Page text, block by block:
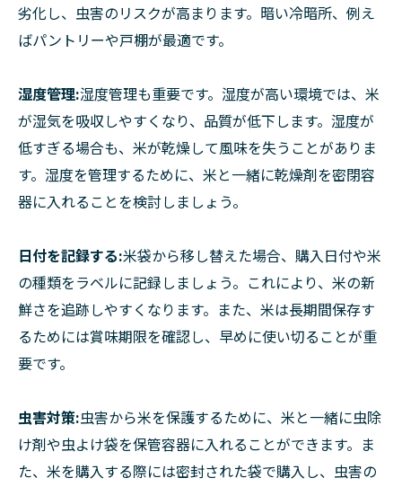
劣化し、虫害のリスクが高まります。暗い冷暗所、例え
ばパントリーや戸棚が最適です。
湿度管理:湿度管理も重要です。湿度が高い環境では、米
が湿気を吸収しやすくなり、品質が低下します。湿度が
低すぎる場合も、米が乾燥して風味を失うことがありま
す。湿度を管理するために、米と一緒に乾燥剤を密閉容
器に入れることを検討しましょう。
日付を記録する:米袋から移し替えた場合、購入日付や米
の種類をラベルに記録しましょう。これにより、米の新
鮮さを追跡しやすくなります。また、米は長期間保存す
るためには賞味期限を確認し、早めに使い切ることが重
要です。
虫害対策:虫害から米を保護するために、米と一緒に虫除
け剤や虫よけ袋を保管容器に入れることができます。ま
た、米を購入する際には密封された袋で購入し、虫害の